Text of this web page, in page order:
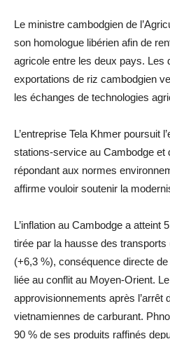
Le ministre cambodgien de
son homologue libérien afin de
agricole entre les deux pays. Les
exportations de riz cambodgien
les échanges de technologies
L’entreprise Tela Khmer poursuit
stations-service au Cambodge et
répondant aux normes
affirme vouloir soutenir la
L’inflation au Cambodge a atteint
tirée par la hausse des transports
(+6,3 %), conséquence directe
liée au conflit au Moyen-Orient.
approvisionnements après l’arrêt
vietnamiennes de carburant.
90 % de ses produits raffinés